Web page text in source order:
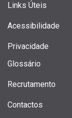
Links Úteis
Acessibilidade
Privacidade
Glossário
Recrutamento
Contactos